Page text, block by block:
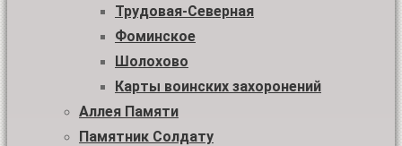
Трудовая-Северная
Фоминское
Шолохово
Карты воинских захоронений
Аллея Памяти
Памятник Солдату